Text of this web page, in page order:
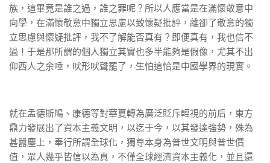
族，這畢竟是誰之過，誰之罪呢？所以人應當是在滿懷敬意中
向學，在滿懷敬意中獨立思慮以致懷疑批評，離卻了敬意的獨
立思慮與懷疑批評，我不了解能否真有？即便真有，我也信不
過！于是那所謂的個人獨立其實也多半能夠是假像，尤其不出
仰西人之余唾，吠形吠聲罷了，生怕這恰是中國學界的現實。
就在孟德斯鳩、康德等對華夏轉為廣泛貶斥輕視的前后，東方
鼎力發展出了資本主義文明，以迄于今，以其發達強勢，殊為
甚囂塵上，奉行所謂全球化，獨尊本身為普世文明與普世價
值，眾人幾乎皆信以為真，不僅全球經濟資本主義化，並且還